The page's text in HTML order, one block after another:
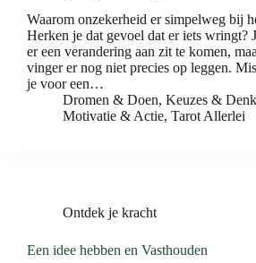
Waarom onzekerheid er simpelweg bij
Herken je dat gevoel dat er iets wringt?
er een verandering aan zit te komen,
vinger er nog niet precies op leggen.
je voor een…
Dromen & Doen, Keuzes &
Motivatie & Actie, Tarot Allerlei
Ontdek je kracht
Een idee hebben en Vasthouden